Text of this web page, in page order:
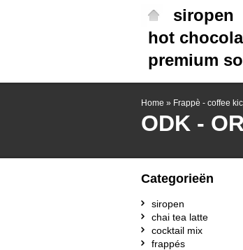
siropen
hot
premium
Home » Frappè - coffee
ODK -
Categorieën
siropen
chai tea latte
cocktail mix
frappés